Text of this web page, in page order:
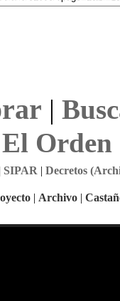
|
El Orden
SIPAR | Decretos
| Archivo |